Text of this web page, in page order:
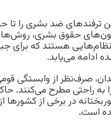
ضد بشری را تا
حقوق بشری، روش‌های
نظام‌هایی هستند که برای
می‌یابد.
صرف‌نظر از وابستگی
راحتی مطرح می‌کنند.
در برخی از کشورها
است.